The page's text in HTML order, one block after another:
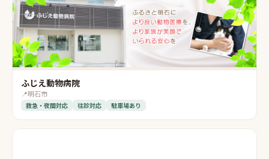
ふじえ動物病院
📍明石市
救急・夜間対応 往診対応 駐車場あり